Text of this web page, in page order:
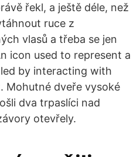
řekl, a ještě déle, než
ruce z
vlasů a třeba se jen
icon used to represent a
by interacting with
Mohutné dveře vysoké
dva trpaslíci nad
otevřely.